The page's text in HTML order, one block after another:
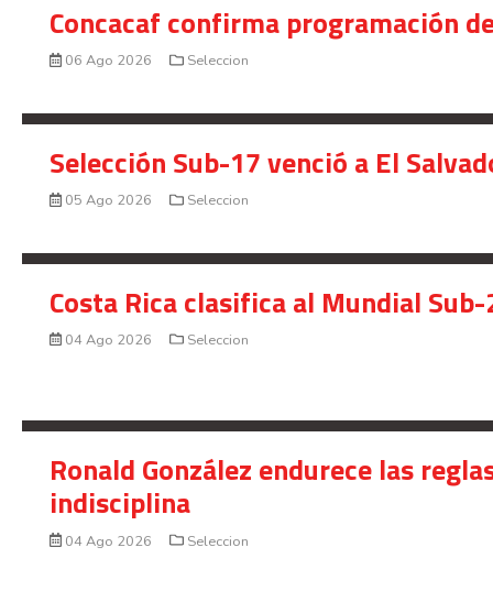
Concacaf confirma programación
06 Ago 2026 Seleccion
Selección Sub-17 venció a El
05 Ago 2026 Seleccion
Costa Rica clasifica al Mundial
04 Ago 2026 Seleccion
Ronald González endurece las
indisciplina
04 Ago 2026 Seleccion